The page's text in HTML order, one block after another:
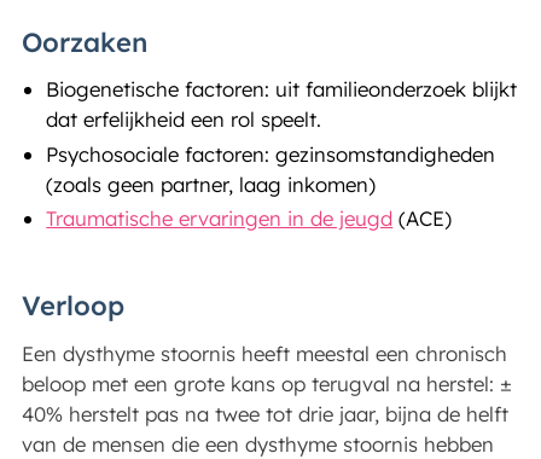
Oorzaken
Biogenetische factoren: uit familieonderzoek blijkt
dat erfelijkheid een rol speelt.
Psychosociale factoren: gezinsomstandigheden
(zoals geen partner, laag inkomen)
Traumatische ervaringen in de jeugd (ACE)
Verloop
Een dysthyme stoornis heeft meestal een chronisch
beloop met een grote kans op terugval na herstel: ±
40% herstelt pas na twee tot drie jaar, bijna de helft
van de mensen die een dysthyme stoornis hebben